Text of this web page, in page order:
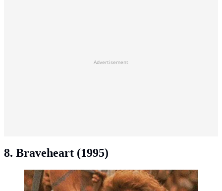
Advertisement
8. Braveheart (1995)